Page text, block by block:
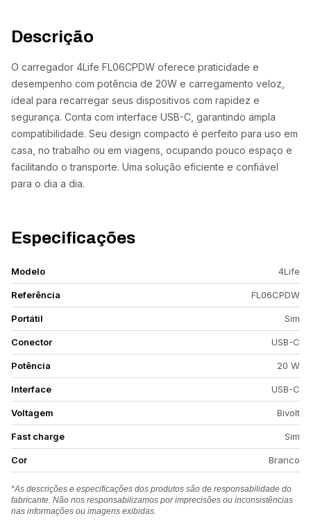
Descrição
O carregador 4Life FL06CPDW oferece praticidade e
desempenho com potência de 20W e carregamento veloz,
ideal para recarregar seus dispositivos com rapidez e
segurança. Conta com interface USB-C, garantindo ampla
compatibilidade. Seu design compacto é perfeito para uso em
casa, no trabalho ou em viagens, ocupando pouco espaço e
facilitando o transporte. Uma solução eficiente e confiável
para o dia a dia.
Especificações
Modelo 4Life
Referência FL06CPDW
Portátil Sim
Conector USB-C
Potência 20 W
Interface USB-C
Voltagem Bivolt
Fast charge Sim
Cor Branco
*As descrições e especificações dos produtos são de responsabilidade do
fabricante. Não nos responsabilizamos por imprecisões ou inconsistências
nas informações ou imagens exibidas.